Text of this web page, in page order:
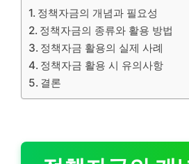
정책자금의 개념과 필요성
정책자금의 종류와 활용 방법
정책자금 활용의 실제 사례
정책자금 활용 시 유의사항
결론